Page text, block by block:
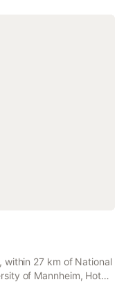
within 27 km of National
of Mannheim, Hotel